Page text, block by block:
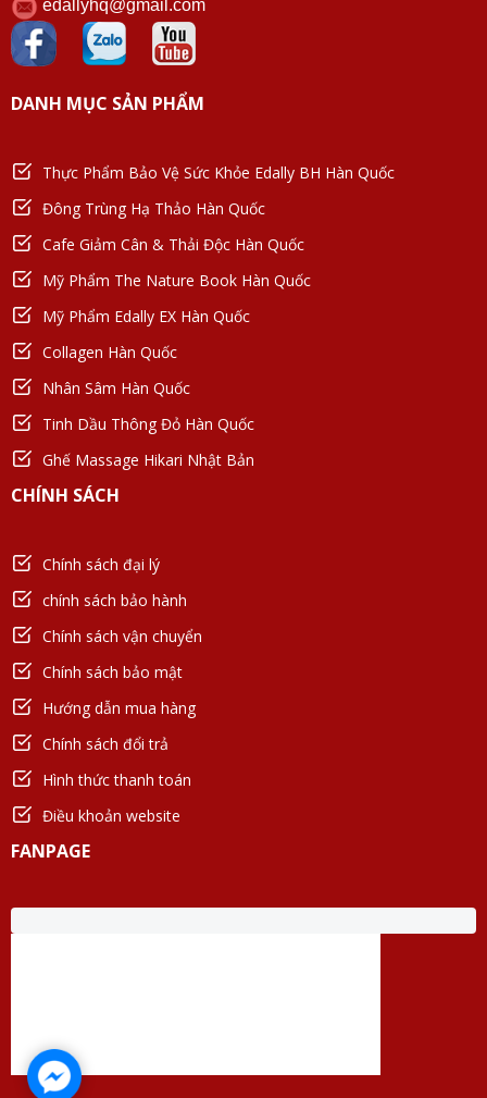
edallyhq@gmail.com
DANH MỤC SẢN PHẨM
Thực Phẩm Bảo Vệ Sức Khỏe Edally BH Hàn Quốc
Đông Trùng Hạ Thảo Hàn Quốc
Cafe Giảm Cân & Thải Độc Hàn Quốc
Mỹ Phẩm The Nature Book Hàn Quốc
Mỹ Phẩm Edally EX Hàn Quốc
Collagen Hàn Quốc
Nhân Sâm Hàn Quốc
Tinh Dầu Thông Đỏ Hàn Quốc
Ghế Massage Hikari Nhật Bản
CHÍNH SÁCH
Chính sách đại lý
chính sách bảo hành
Chính sách vận chuyển
Chính sách bảo mật
Hướng dẫn mua hàng
Chính sách đổi trả
Hình thức thanh toán
Điều khoản website
FANPAGE